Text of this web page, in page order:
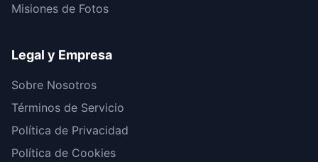
Misiones de Fotos
Legal y Empresa
Sobre Nosotros
Términos de Servicio
Política de Privacidad
Política de Cookies